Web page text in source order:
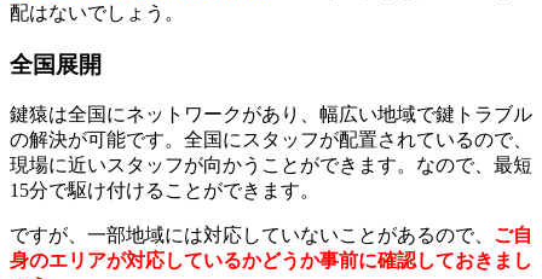
配はないでしょう。
全国展開
鍵猿は全国にネットワークがあり、幅広い地域で鍵トラブル
の解決が可能です。全国にスタッフが配置されているので、
現場に近いスタッフが向かうことができます。なので、最短
15分で駆け付けることができます。
ですが、一部地域には対応していないことがあるので、 ご自
身のエリアが対応しているかどうか事前に確認しておきまし